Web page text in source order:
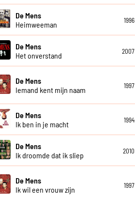
De Mens
Heimweeman
1996
De Mens
Het onverstand
2007
De Mens
Iemand kent mijn naam
1997
De Mens
Ik ben in je macht
1994
De Mens
Ik droomde dat ik sliep
2010
De Mens
Ik wil een vrouw zijn
1997